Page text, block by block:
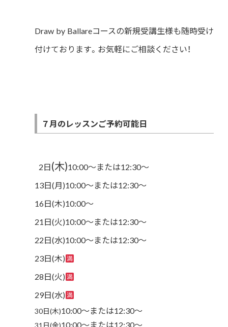
Draw by Ballareコースの新規受講生様も随時受け
付けております。お気軽にご相談ください！
７月のレッスンご予約可能日
2日(木)10:00〜または12:30～
13日(月)10:00〜または12:30～
16日(木)10:00～
21日(火)10:00〜または12:30～
22日(水)10:00〜または12:30～
23日(木)
28日(火)
29日(水)
30日(木)10:00〜または12:30～
10:00〜または12:30～